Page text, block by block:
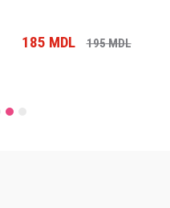
185 MDL 195MDL